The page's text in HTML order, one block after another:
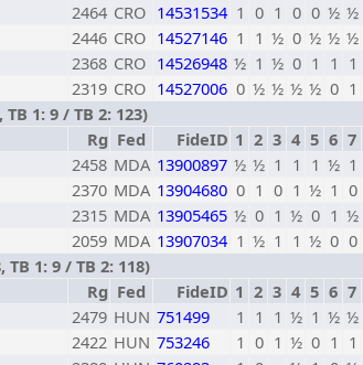
2464 CRO 14531534 1 0 1 0 0 ½ ½
2446 CRO 14527146 1 1 ½ 0 ½ ½ ½
2368 CRO 14526948 ½ 1 ½ 0 1 1 1
2319 CRO 14527006 0 ½ ½ ½ ½ 0 1
1: 9 / TB 2: 123)
Rg Fed FideID 1 2 3 4 5 6 7
2458 MDA 13900897 ½ ½ 1 1 1 ½ 1
2370 MDA 13904680 0 1 0 1 ½ 1 0
2315 MDA 13905465 ½ 0 1 ½ 0 1 ½
2059 MDA 13907034 1 ½ 1 1 ½ 0 0
1: 9 / TB 2: 118)
Rg Fed FideID 1 2 3 4 5 6 7
2479 HUN 751499 1 1 1 ½ 1 ½ ½
2422 HUN 753246 1 0 1 ½ 0 1 1